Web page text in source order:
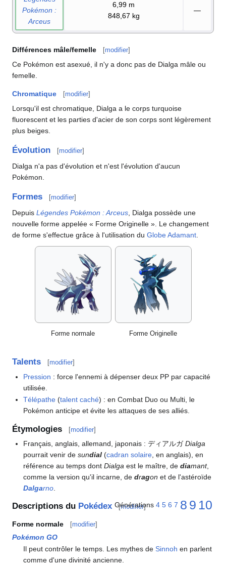
Pokémon :
Arceus
6,99 m
848,67 kg
—
Différences mâle/femelle [modifier]
Ce Pokémon est asexué, il n'y a donc pas de Dialga mâle ou
femelle.
Chromatique [modifier]
Lorsqu'il est chromatique, Dialga a le corps turquoise
fluorescent et les parties d'acier de son corps sont légèrement
plus beiges.
Évolution [modifier]
Dialga n'a pas d'évolution et n'est l'évolution d'aucun
Pokémon.
Formes [modifier]
Depuis Légendes Pokémon : Arceus, Dialga possède une
nouvelle forme appelée « Forme Originelle ». Le changement
de forme s'effectue grâce à l'utilisation du Globe Adamant.
Forme normale Forme Originelle
Talents [modifier]
Pression : force l'ennemi à dépenser deux PP par capacité
utilisée.
Télépathe (talent caché) : en Combat Duo ou Multi, le
Pokémon anticipe et évite les attaques de ses alliés.
Étymologies [modifier]
Français, anglais, allemand, japonais : ディアルガDialga
pourrait venir desundial (cadran solaire , en anglais), en
référence au temps dontDialga est le maître, dediamant,
comme la version qu'il incarne, dedragon et de l'astéroïde
Dalgarno
Descriptions du Pokédex [modifier]
Générations 4 5 6 7 8 9 10
Forme normale [modifier]
Pokémon GO
Il peut contrôler le temps. Les mythes deSinnoh en parlent
comme d'une divinité ancienne.